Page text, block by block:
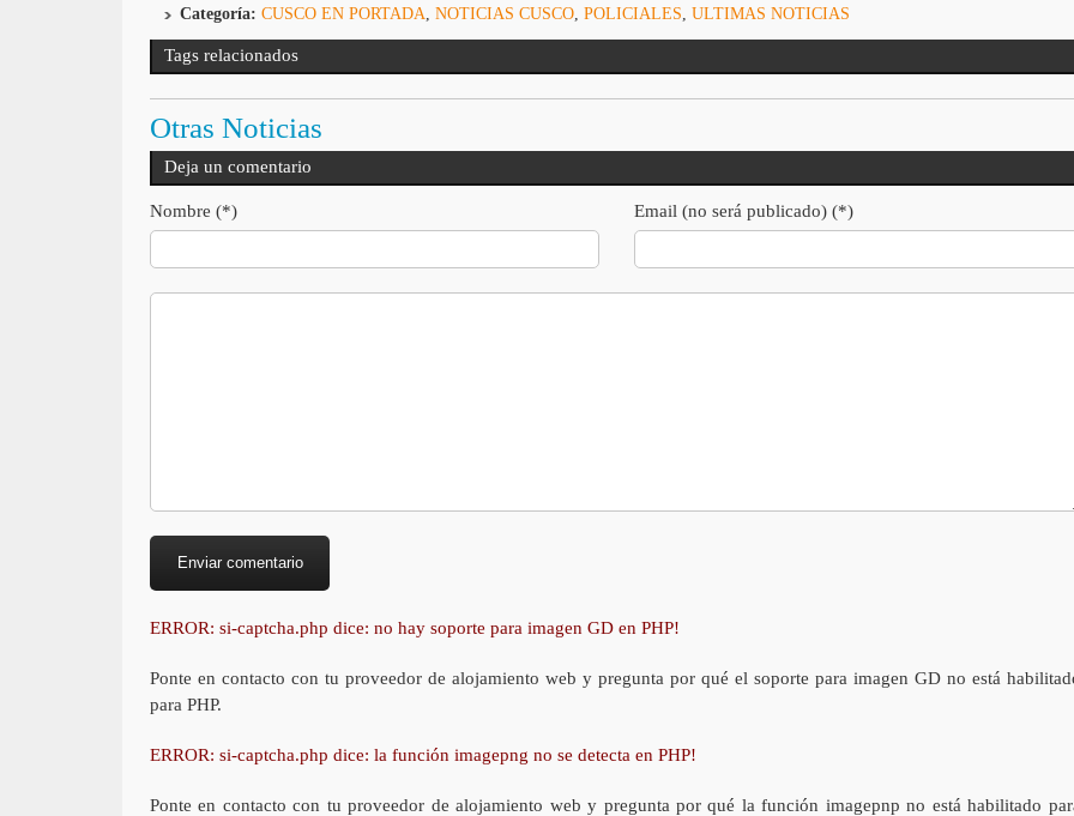
Categoría: CUSCO EN PORTADA NOTICIAS CUSCO, POLICIALES ULTIMAS NOTICIAS
Tags relacionados
Otras Noticias
Deja un comentario
Nombre (*) Email (no será publicado) (*)
ERROR: si-captcha.php dice: no hay soporte para imagen GD en PHP!
Ponte en contacto con tu proveedor de alojamiento web y pregunta por qué el soporte para imagen GD no está
para PHP.
ERROR: si-captcha.php dice: la función imagepng no se detecta en PHP!
Ponte en contacto con tu proveedor de alojamiento web y pregunta por qué la función imagepnp no está habilitado